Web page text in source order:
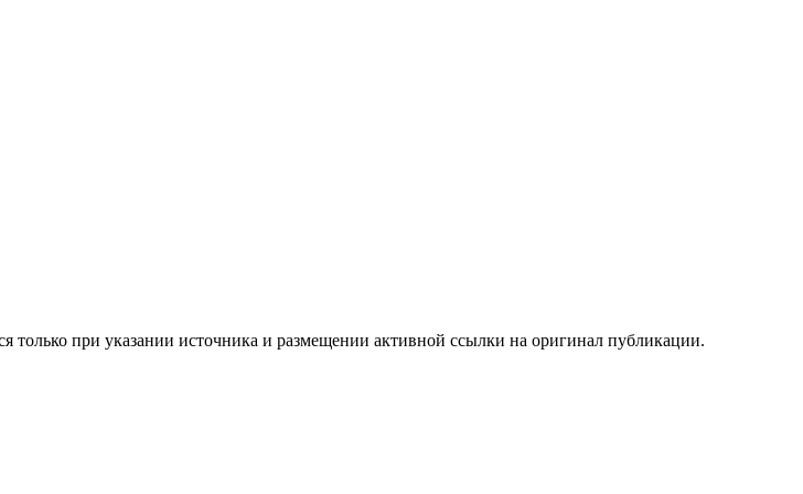
при указании источника и размещении активной ссылки на оригинал публикации.